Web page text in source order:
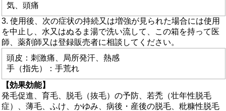
気、頭痛
3. 使用後、次の症状の持続又は増強が見られた場合には使用
を中止し、水又はぬるま湯で洗い流して、この箱を持って医
師、薬剤師又は登録販売者に相談してください。
頭皮：刺激痛、局所発汗、熱感
手（指先）：手荒れ
【効果効能】
発毛促進、育毛、脱毛（抜毛）の予防、若禿（壮年性脱毛
症）、薄毛、ふけ、かゆみ、病後・産後の脱毛、粃糠性脱毛